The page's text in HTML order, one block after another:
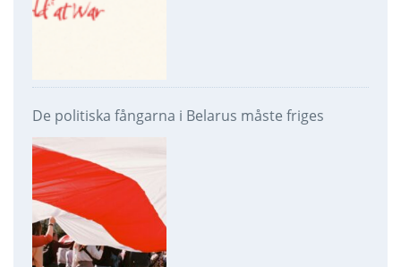
De politiska fångarna i Belarus måste friges